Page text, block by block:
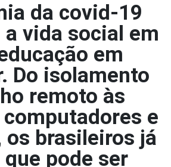
da covid-19
vida social em
em
Do isolamento
remoto às
e
os brasileiros já
pode ser